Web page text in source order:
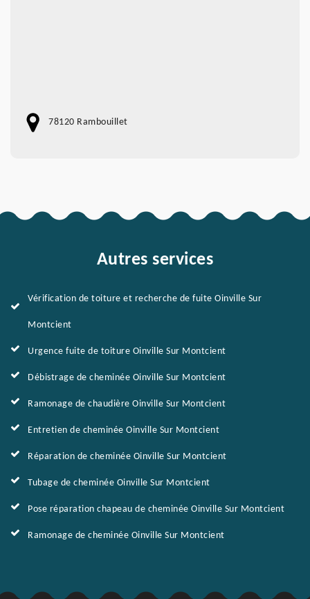
78120 Rambouillet
Autres services
Vérification de toiture et recherche de fuite Oinville Sur
Montcient
Urgence fuite de toiture Oinville Sur Montcient
Débistrage de cheminée Oinville Sur Montcient
Ramonage de chaudière Oinville Sur Montcient
Entretien de cheminée Oinville Sur Montcient
Réparation de cheminée Oinville Sur Montcient
Tubage de cheminée Oinville Sur Montcient
Pose réparation chapeau de cheminée Oinville Sur Montcient
Ramonage de cheminée Oinville Sur Montcient